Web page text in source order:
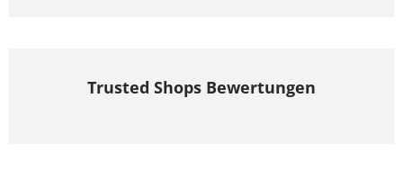
Trusted Shops Bewertungen